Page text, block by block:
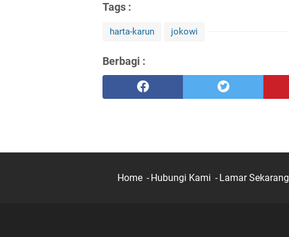
Tags :
harta-karun jokowi
Berbagi :
Home Hubungi Kami Lamar Sekarang